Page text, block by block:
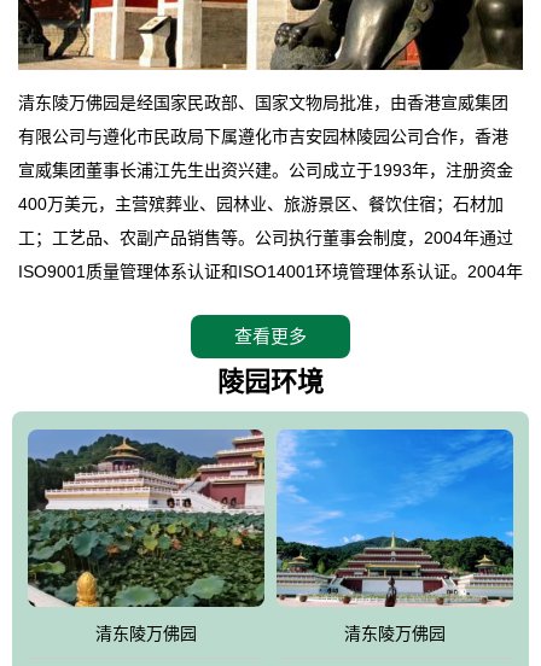
清东陵万佛园是经国家民政部、国家文物局批准，由香港宣威集团
有限公司与遵化市民政局下属遵化市吉安园林陵园公司合作，香港
宣威集团董事长浦江先生出资兴建。公司成立于1993年，注册资金
400万美元，主营殡葬业、园林业、旅游景区、餐饮住宿；石材加
工；工艺品、农副产品销售等。公司执行董事会制度，2004年通过
ISO9001质量管理体系认证和ISO14001环境管理体系认证。2004年
拥有4A级旅游区头衔的花园式陵园，园内建有四星级酒店一座。
万佛园位于遵化市境内，座落在世界文化遗产清东陵地形墙内，地
形绝佳，地理位置优越，交通便利。公司以“建设全国顶级人生后花
园、打造佛教精品旅游圣地”为目标，以海外归侨、国内外知名人士
的墓地安葬、祭祀吊亡并结合旅游参观构成其主要使用功能；以苍
郁绚丽、优雅宜人的园林景观构成其外部形象。通过墓园建设与造
园手法相结合的默契操作，建成一处特色鲜明、服务周全、环境优
美、民族风格突出，与周边文物古迹交相呼应的极具吸引力的花园
式园林。
万佛园工程一期占地448亩，目前完成投资近12亿元人民币，园区采
查看更多
陵园环境
清东陵万佛园 清东陵万佛园